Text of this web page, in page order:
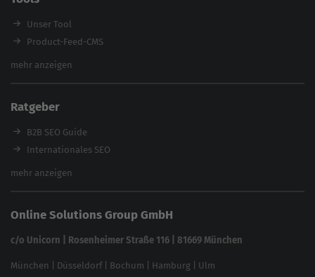
Enterprise SEO Agentur
Workshops
Unser Tool
Product-Feed-CMS
Website Analyse
Backlink-Check
Ladezeiten-Check
Brand Protection Tool
Website SEO Check
feed2content.ai
mehr anzeigen
Ratgeber
B2B SEO Guide
Internationales SEO
eCommerce SEO
In ChatGPT gefunden werden
Linkbuilding 2025
Local SEO
mehr anzeigen
Online Solutions Group GmbH
c/o Unicorn | Rosenheimer Straße 116 | 81669 München
München Düsseldorf| Bochum Hamburg Ulm